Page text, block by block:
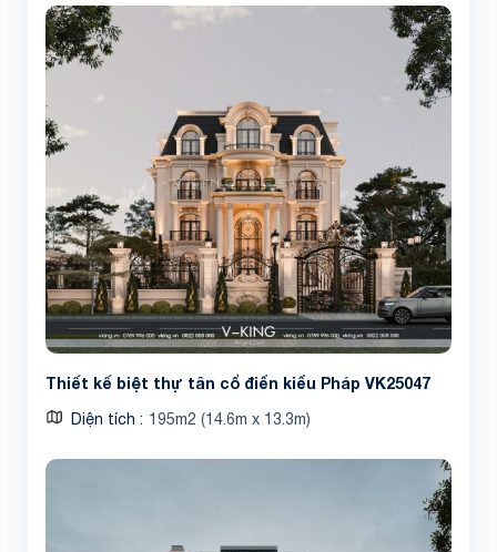
Share
Thiết kế biệt thự tân cổ điển kiểu Pháp VK25047
Diện tích 195m2 (14.6m x 13.3m)